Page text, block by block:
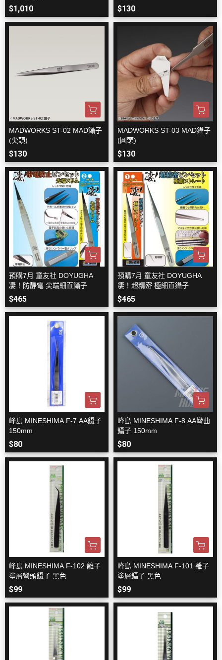
$1,010 $130
MADWORKS ST-02 MAD鑷子
(尖頭)
$130
MADWORKS ST-03 MAD鑷子
(圓頭)
$130
預購7月 童友社 DOYUGHA
凄！防靜電 尖端細直鑷子
$465
預購7月 童友社 DOYUGHA
凄！超精密 極細直鑷子
$465
峰島 MINESHIMA F-7 AA鑷子
150mm
$80
峰島 MINESHIMA F-8 AA彎曲
鑷子 150mm
$80
峰島 MINESHIMA F-102 離子
塗層彎頭鑷子 黑色
$99
峰島 MINESHIMA F-101 離子
塗層鑷子 黑色
$99